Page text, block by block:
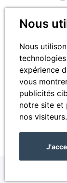
Nous
Nous
expérience
vous
publicités
notre site et
nos visiteurs.